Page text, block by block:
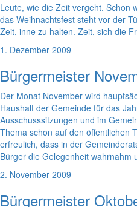
Leute, wie die Zeit vergeht. Schon
das Weihnachtsfest steht vor der
Zeit, inne zu halten. Zeit, sich die
1. Dezember 2009
Bürgermeister
Der Monat November wird
Haushalt der Gemeinde für das
Ausschusssitzungen und im
Thema schon auf den öffentlichen
erfreulich, dass in der
Bürger die Gelegenheit wahrnahm
2. November 2009
Bürgermeister